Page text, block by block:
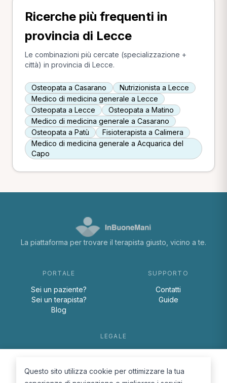
Ricerche più frequenti in
provincia di Lecce
Le combinazioni più cercate (specializzazione +
città) in provincia di Lecce.
Osteopata a Casarano
Nutrizionista a Lecce
Medico di medicina generale a Lecce
Osteopata a Lecce
Osteopata a Matino
Medico di medicina generale a Casarano
Osteopata a Patù
Fisioterapista a Calimera
Medico di medicina generale a Acquarica del
Capo
La piattaforma per trovare il terapista giusto, vicino a te.
PORTALE
Sei un paziente?
Sei un terapista?
Blog
SUPPORTO
Contatti
Guide
LEGALE
Cookie Policy
Questo sito utilizza cookie per ottimizzare la tua